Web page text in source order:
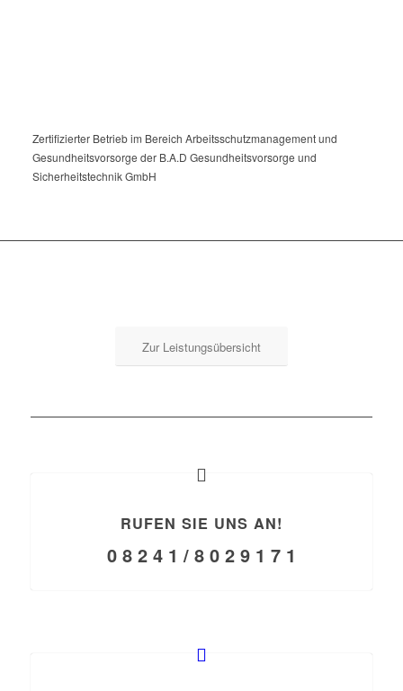
Zertifizierter Betrieb im Bereich Arbeitsschutzmanagement und
Gesundheitsvorsorge der B.A.D Gesundheitsvorsorge und
Sicherheitstechnik GmbH
Zur Leistungsübersicht
RUFEN SIE UNS AN!
0 8 2 4 1 / 8 0 2 9 1 7 1